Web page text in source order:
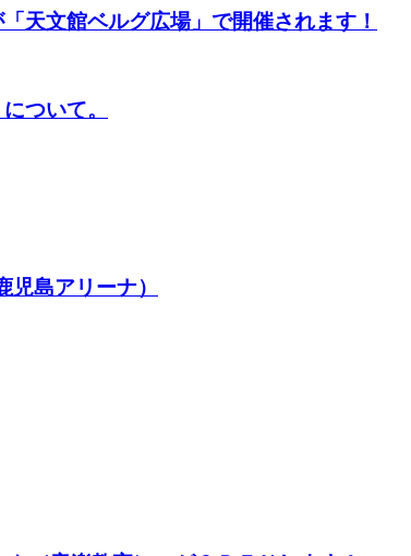
天文館ベルグ広場」で開催されます！
ついて。
島アリーナ）